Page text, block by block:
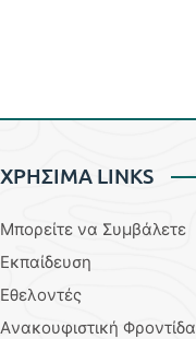
ΧΡΗΣΙΜΑ LINKS
Μπορείτε να Συμβάλετε
Εκπαίδευση
Εθελοντές
Aνακουφιστική Φροντίδα